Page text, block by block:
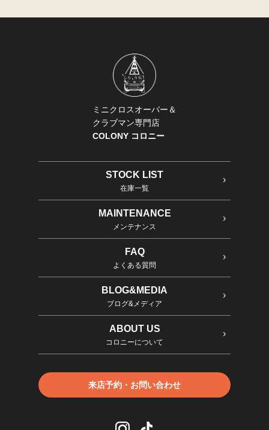
ミニクロスオーバー＆
クラブマン専門店
COLONY コロニー
STOCK LIST
在庫一覧
MAINTENANCE
メンテナンス
FAQ
よくある質問
BLOG&MEDIA
ブログ&メディア
ABOUT US
コロニーについて
来店予約・お問い合わせ